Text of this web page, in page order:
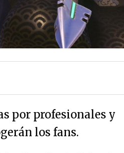
por profesionales y
los fans.